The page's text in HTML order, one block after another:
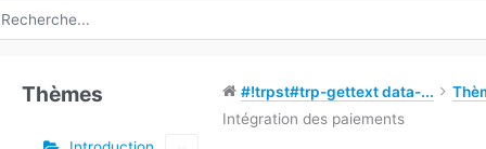
Thèmes #!trpst#trp-gettext data-...
Intégration des paiements